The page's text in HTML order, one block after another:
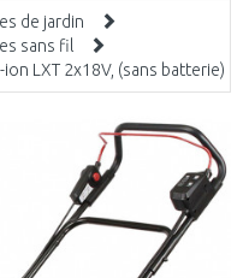
de jardin
sans fil
LXT 2x18V, (sans batterie)